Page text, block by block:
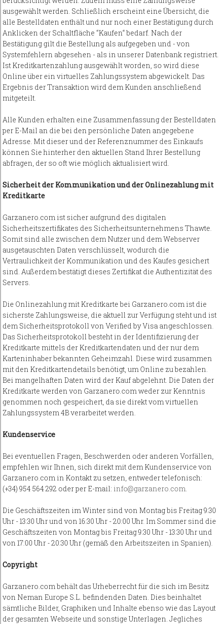
ausgewählt werden. Schließlich erscheint eine Übersicht, die
alle Bestelldaten enthält und nur noch einer Bestätigung durch
Anklicken der Schaltfläche “Kaufen“ bedarf. Nach der
Bestätigung gilt die Bestellung als aufgegeben und - von
Systemfehlern abgesehen - als in unserer Datenbank registriert.
Ist Kreditkartenzahlung ausgewählt worden, so wird diese
Online über ein virtuelles Zahlungssystem abgewickelt. Das
Ergebnis der Transaktion wird dem Kunden anschließend
mitgeteilt.
Alle Kunden erhalten eine Zusammenfassung der Bestelldaten
per E-Mail an die bei den persönliche Daten angegebene
Adresse. Mit dieser und der Referenznummer des Einkaufs
können Sie hinterher den aktuellen Stand Ihrer Bestellung
abfragen, der so oft wie möglich aktualisiert wird.
Sicherheit der Kommunikation und der Onlinezahlung mit
Kreditkarte
Garzanero.com ist sicher aufgrund des digitalen
Sicherheitszertifikates des Sicherheitsunternehmens Thawte.
Somit sind alle zwischen dem Nutzer und dem Webserver
ausgetauschten Daten verschlüsselt, wodurch die
Vertraulichkeit der Kommunikation und des Kaufes gesichert
sind. Außerdem bestätigt dieses Zertifikat die Authentizität des
Servers.
Die Onlinezahlung mit Kreditkarte bei Garzanero.com ist die
sicherste Zahlungsweise, die aktuell zur Verfügung steht und ist
dem Sicherheitsprotokoll von Verified by Visa angeschlossen.
Das Sicherheitsprotokoll besteht in der Identifizierung der
Kreditkarte mittels der Kreditkartendaten und der nur dem
Karteninhaber bekannten Geheimzahl. Diese wird zusammen
mit den Kreditkartendetails benötigt, um Online zu bezahlen.
Bei mangelhaften Daten wird der Kauf abgelehnt. Die Daten der
Kreditkarte werden von Garzanero.com weder zur Kenntnis
genommen noch gespeichert, da sie direkt vom virtuellen
Zahlungssystem 4B verarbeitet werden.
Kundenservice
Bei eventuellen Fragen, Beschwerden oder anderen Vorfällen,
empfehlen wir Ihnen, sich direkt mit dem Kundenservice von
Garzanero.com in Kontakt zu setzen, entweder telefonisch:
(+34) 954 564 292 oder per E-mail: info@garzanero.com
Die Geschäftszeiten im Winter sind von Montag bis Freitag 9:30
Uhr - 13:30 Uhr und von 16:30 Uhr - 20:00 Uhr. Im Sommer sind die
Geschäftszeiten von Montag bis Freitag 9:30 Uhr - 13:30 Uhr und
von 17:00 Uhr - 20:30 Uhr (gemäß den Arbeitszeiten in Spanien).
Copyright
Garzanero.com behält das Urheberrecht für die sich im Besitz
von Neman Europe S.L. befindenden Daten. Dies beinhaltet
sämtliche Bilder, Graphiken und Inhalte ebenso wie das Layout
der gesamten Webseite und sonstige Unterlagen. Jegliches